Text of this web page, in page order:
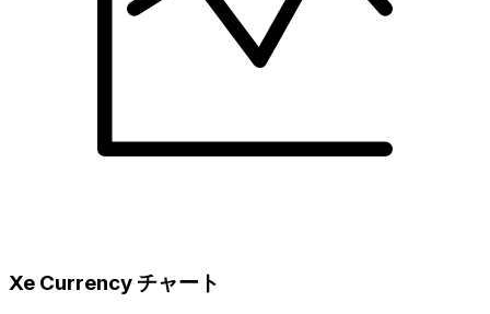
Xe Currency チャート